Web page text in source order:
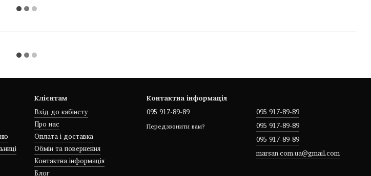
Клієнтам
Вхід до кабінету
Про нас
Оплата і доставка
Обмін та повернення
Контактна інформація
Блог
Контактна інформація
095 917-89-89
Передзвонити вам?
095 917-89-89
095 917-89-89
095 917-89-89
marsan.com.ua@gmail.com